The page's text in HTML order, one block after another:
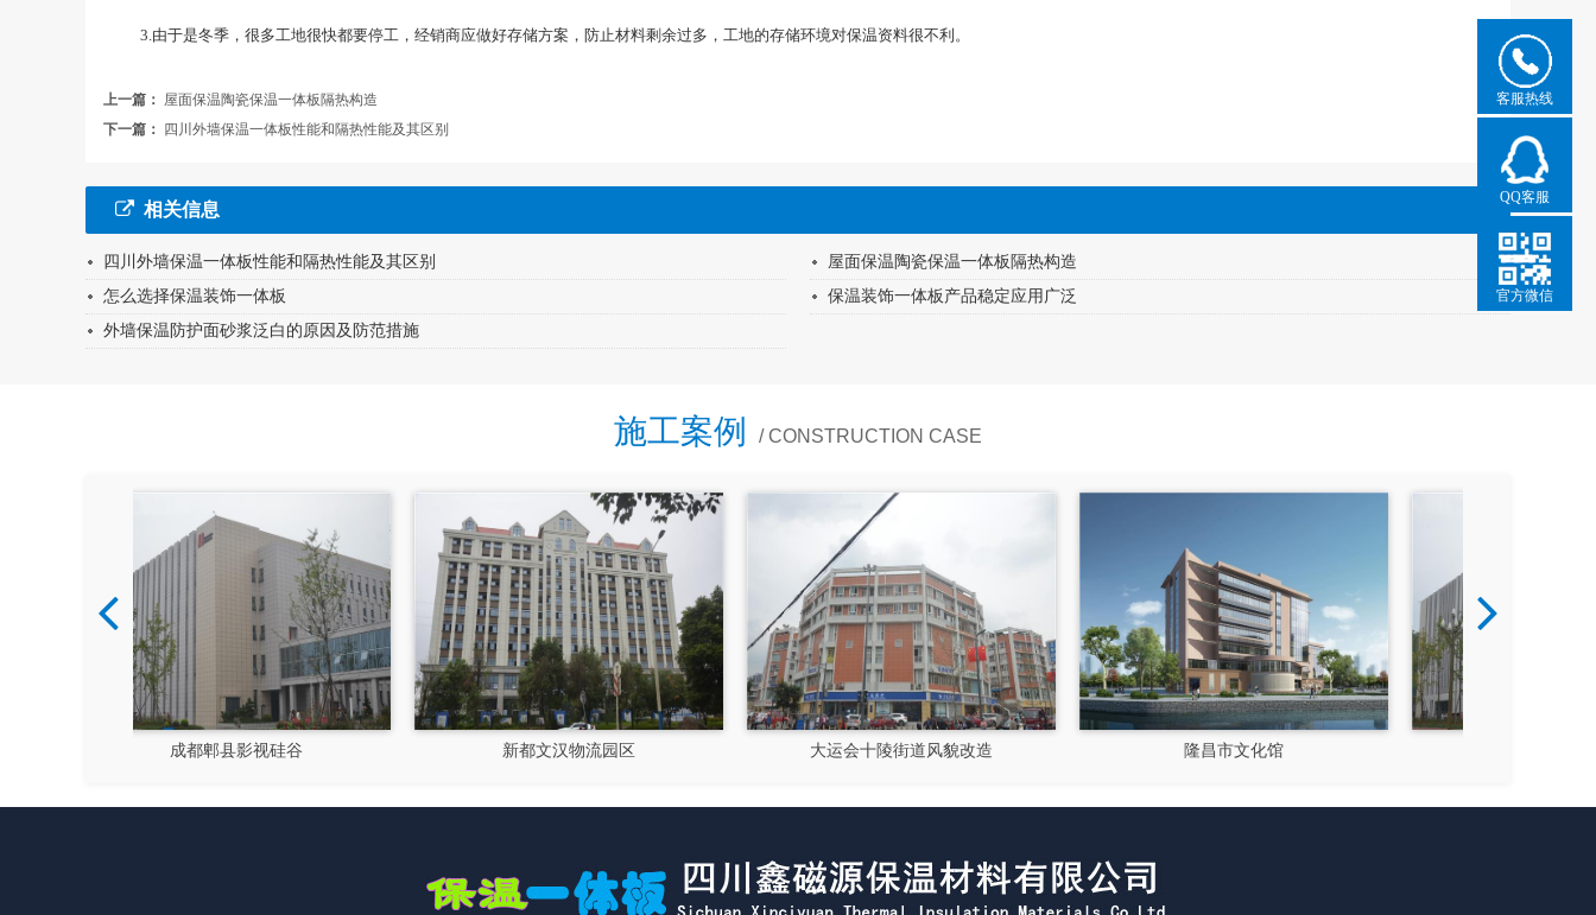
3.由于是冬季，很多工地很快都要停工，经销商应做好存储方案，防止材料剩余过多，工地的存储环境对保温资料很不利。
上一篇： 屋面保温陶瓷保温一体板隔热构造
下一篇：
四川外墙保温一体板性能和隔热性能及其区别
相关信息
四川外墙保温一体板性能和隔热性能及其区别
屋面保温陶瓷保温一体板隔热构造
怎么选择保温装饰一体板
保温装饰一体板产品稳定应用广泛
外墙保温防护面砂浆泛白的原因及防范措施
施工案例 / CONSTRUCTION CASE
新都文汉物流园区 大运会十陵街道风貌改造 隆昌市文化馆 成都郫县影视硅谷
客服热线
QQ客服
官方微信